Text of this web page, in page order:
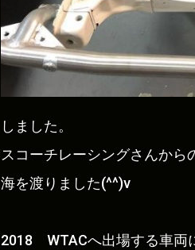
しました。
スコーチレーシングさんか
海を渡りました(^^)v
2018 WTACへ出場する車両